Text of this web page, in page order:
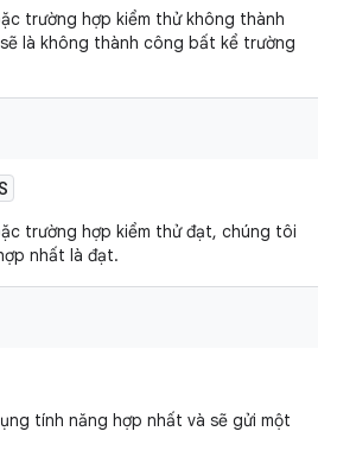
trường hợp kiểm thử không thành
là không thành công bất kể trường
trường hợp kiểm thử đạt, chúng tôi
nhất là đạt.
tính năng hợp nhất và sẽ gửi một